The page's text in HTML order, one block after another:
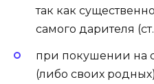
так как
самого дарителя
при покушении на
(либо своих